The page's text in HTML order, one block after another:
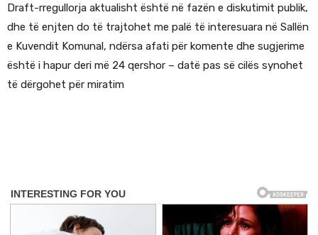
Draft-rregullorja aktualisht është në fazën e diskutimit publik,
dhe të enjten do të trajtohet me palë të interesuara në Sallën
e Kuvendit Komunal, ndërsa afati për komente dhe sugjerime
është i hapur deri më 24 qershor – datë pas së cilës synohet
të dërgohet për miratim